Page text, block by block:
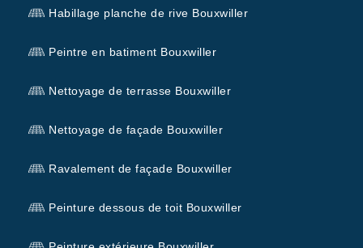
Habillage planche de rive Bouxwiller
Peintre en batiment Bouxwiller
Nettoyage de terrasse Bouxwiller
Nettoyage de façade Bouxwiller
Ravalement de façade Bouxwiller
Peinture dessous de toit Bouxwiller